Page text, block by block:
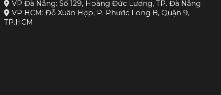
VP Đà Nẵng: Số 129, Hoàng Đức Lương, TP. Đà Nẵng
VP HCM: Đỗ Xuân Hợp, P. Phước Long B, Quận 9,
TP.HCM